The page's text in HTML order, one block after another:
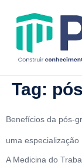
Tag: pós
Benefícios da pós-
uma
A Medicina do